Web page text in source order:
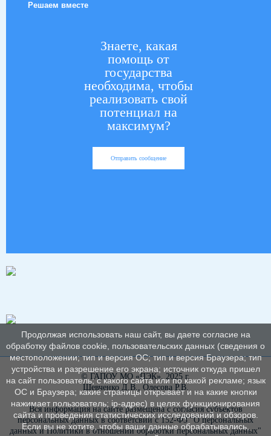
Решаем вместе
Знаете, какая
помощь от
государства
необходима, чтобы
реализовать свой
потенциал на
максимум?
Отправить сообщение
© ГАПОУ МО «ПЭК», 2025 г.
Шевченко Д.В., Олесова Р.В.
Вся информация на сайте размещена с согласия субъектов
персональных данных в соответсвии с 152-ФЗ "О персональных
данных и Политики в отношении обработки персональных данных"
Продолжая использовать наш сайт, вы даете согласие на
обработку файлов cookie, пользовательских данных (сведения о
местоположении; тип и версия ОС; тип и версия Браузера; тип
устройства и разрешение его экрана; источник откуда пришел
на сайт пользователь; с какого сайта или по какой рекламе; язык
ОС и Браузера; какие страницы открывает и на какие кнопки
нажимает пользователь; ip-адрес) в целях функционирования
сайта и проведения статистических исследований и обзоров.
Если вы не хотите, чтобы ваши данные обрабатывались,